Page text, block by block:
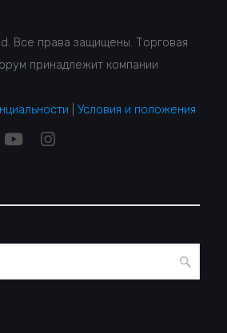
Все права защищены. Торговая
принадлежит компании
|Условия и положения